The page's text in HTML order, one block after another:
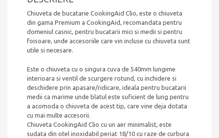
Chiuveta de bucatarie CookingAid Clio, este o chiuveta
din gama Premium a CookingAid, recomandata pentru
domeniul casnic, pentru bucatarii mici si medii si pentru
foisoare, unde accesoriile care vin incluse cu chiuveta sunt
utile si necesare.
Este o chiuveta cu o singura cuva de 540mm lungime
interioara si ventil de scurgere rotund, cu inchidere si
deschidere prin apasare/ridicare, ideala pentru bucatarii
medii ca marime unde blatul este suficient de lung pentru
a acomoda o chiuveta de acest tip, care vine deja dotata
cu mai multe accesorii.
Chiuveta CookingAid Clio cu un aer minimalist, este
sudata din otel inoxidabil periat 18/10 cu raze de curbura